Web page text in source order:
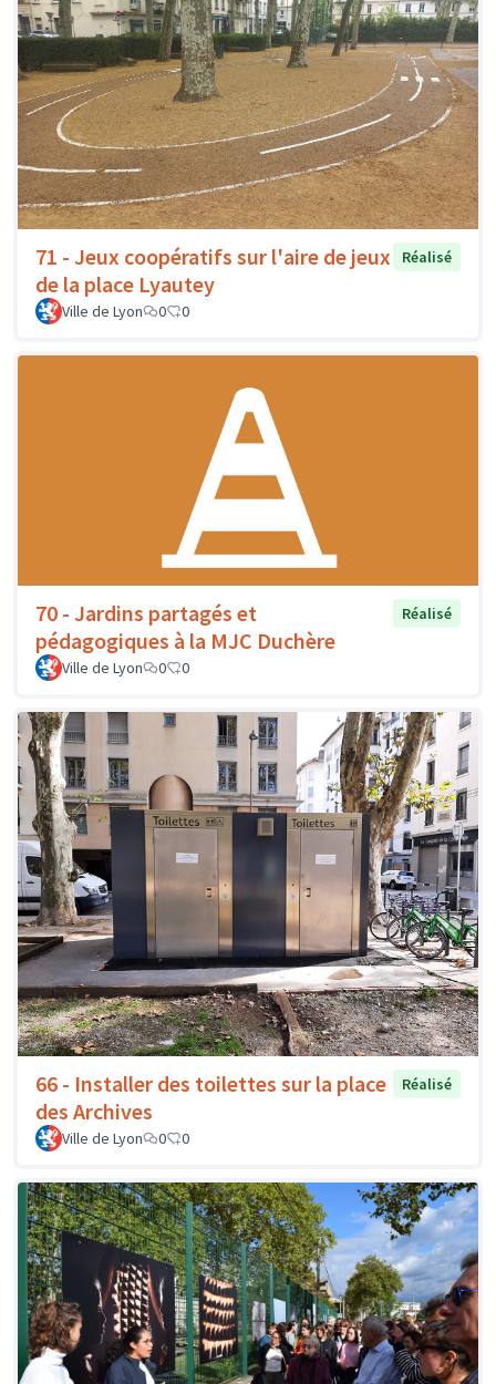
71 - Jeux coopératifs sur l'aire de jeux
de la place Lyautey
Réalisé
Ville de Lyon 0 0
70 - Jardins partagés et
pédagogiques à la MJC Duchère
Réalisé
Ville de Lyon 0 0
66 - Installer des toilettes sur la place
des Archives
Réalisé
Ville de Lyon 0 0